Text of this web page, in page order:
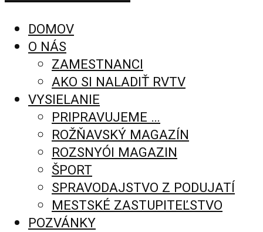
DOMOV
O NÁS
ZAMESTNANCI
AKO SI NALADIŤ RVTV
VYSIELANIE
PRIPRAVUJEME …
ROŽŇAVSKÝ MAGAZÍN
ROZSNYÓI MAGAZIN
ŠPORT
SPRAVODAJSTVO Z PODUJATÍ
MESTSKÉ ZASTUPITEĽSTVO
POZVÁNKY